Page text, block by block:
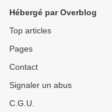
Hébergé par Overblog
Top articles
Pages
Contact
Signaler un abus
C.G.U.